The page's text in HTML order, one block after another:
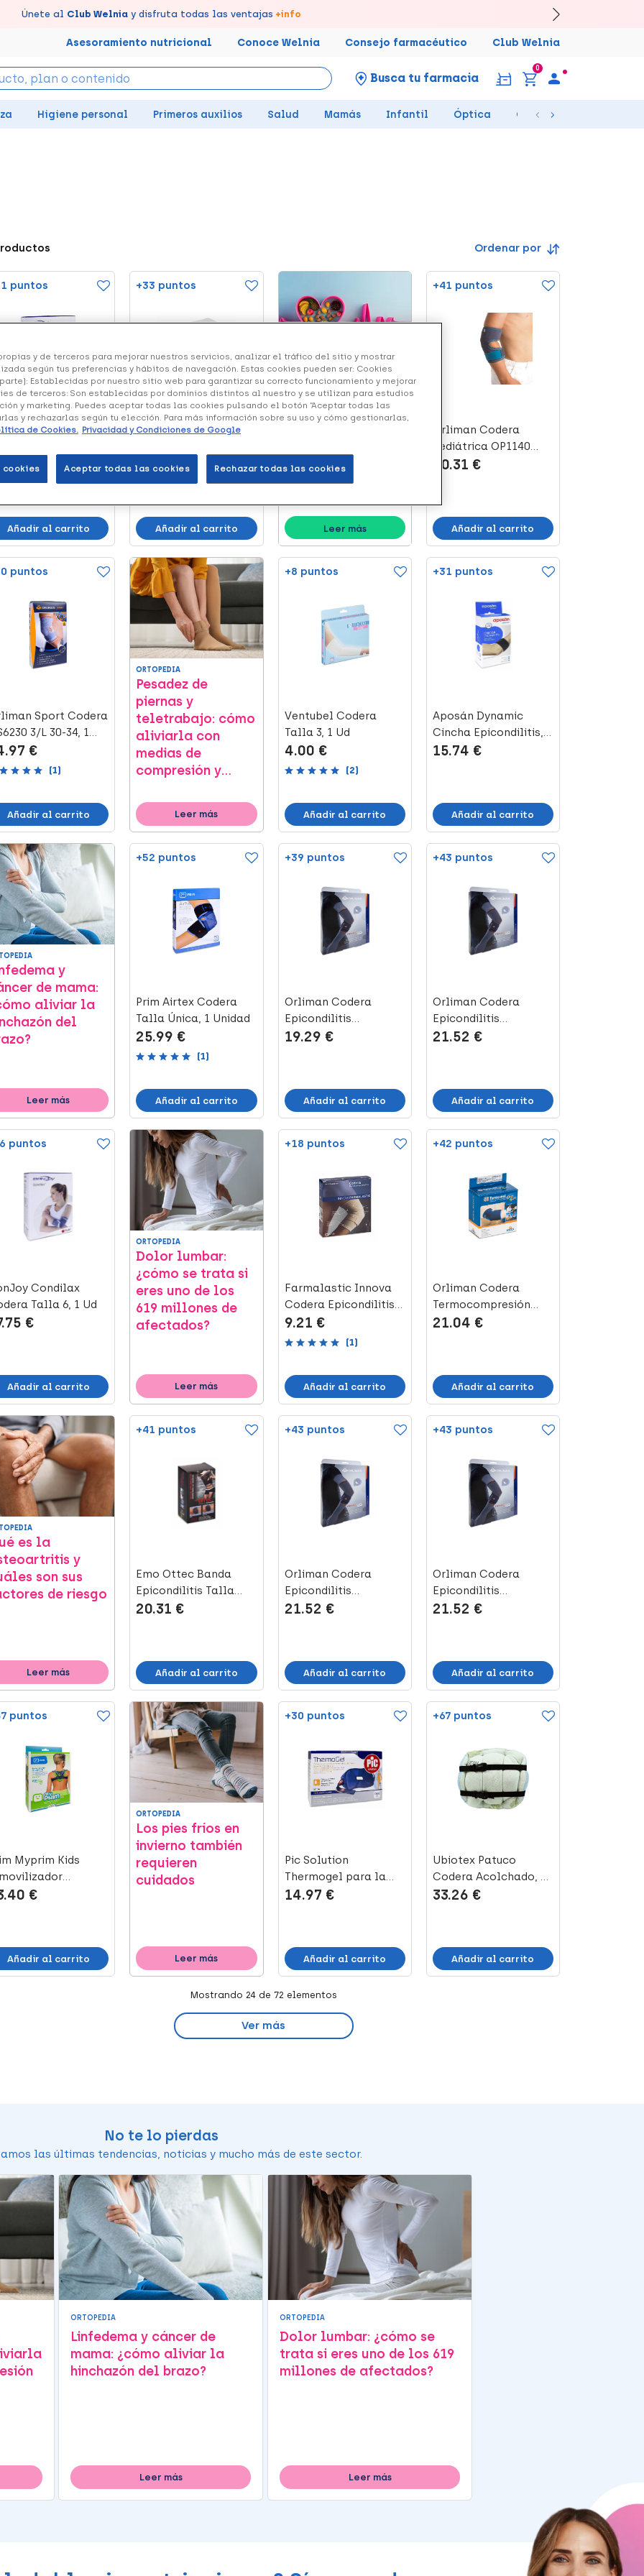
Disfruta de la entregarápida y gratuita en farmacia
Únete al Club Welniay disfruta todas las ventajas +info
un7% de descuentocreando tu cuentaaquí
puntos en tu Farmacia de Confianza, acumúlalos online.
Asesoramiento nutricional Conoce Welnia Consejo farmacéutico Club Welnia
Busca tu farmacia
0
Higiene personal Primeros auxilios Salud Mamás Infantil Óptica Ortopedia
Ordenar por
puntos
Funda de
1 Ud
€
(3)
Añadir al carrito
+33 puntos
Orliman Banda
Epitrocleitis Almoha...
16.60 €
Añadir al carrito
DIETÉTICA | NUTRICIÓN
Plan de Nutrición
Welnia
nutricional gratuito.
Leer más
+41 puntos
Orliman Codera
Pediátrica OP1140
Talla 1 16-19, ...
20.31 €
Añadir al carrito
puntos
Sport Codera
3/L 30-34, 1
€
(1)
Añadir al carrito
ORTOPEDIA
Pesadez de
piernas y
teletrabajo: cómo
aliviarla con
medias de
compresión y
Leer más
+8 puntos
Ventubel Codera
Talla 3, 1 Ud
4.00 €
(2)
Añadir al carrito
+31 puntos
Aposán Dynamic
Cincha Epicondilitis, 1
Ud
15.74 €
Añadir al carrito
y
de mama:
aliviar la
del
Leer más
+52 puntos
Prim Airtex Codera
Talla Única, 1 Unidad
25.99 €
(1)
Añadir al carrito
+39 puntos
Orliman Codera
Epicondilitis
Neopreno 4301 Talla...
19.29 €
Añadir al carrito
+43 puntos
Orliman Codera
Epicondilitis
Neopreno 4301 Talla...
21.52 €
Añadir al carrito
puntos
Condilax
Talla 6, 1 Ud
€
Añadir al carrito
ORTOPEDIA
Dolor lumbar:
¿cómo se trata si
eres uno de los
619 millones de
afectados?
Leer más
+18 puntos
Farmalastic Innova
Codera Epicondilitis
Beige Me...
9.21 €
(1)
Añadir al carrito
+42 puntos
Orliman Codera
Termocompresión
4304 Talla Univer...
21.04 €
Añadir al carrito
es la
y
son sus
de riesgo
Leer más
+41 puntos
Emo Ottec Banda
Epicondilitis Talla
Única, 1 Ud
20.31 €
Añadir al carrito
+43 puntos
Orliman Codera
Epicondilitis
Neopreno 4301 Talla...
21.52 €
Añadir al carrito
+43 puntos
Orliman Codera
Epicondilitis
Neopreno 4301 Talla...
21.52 €
Añadir al carrito
puntos
Myprim Kids
Talla 1...
€
Añadir al carrito
ORTOPEDIA
Los pies fríos en
invierno también
requieren
cuidados
Leer más
+30 puntos
Pic Solution
Thermogel para la
Rodilla 17 x 30 c...
14.97 €
Añadir al carrito
+67 puntos
Ubiotex Patuco
Codera Acolchado, 1
Unidad
33.26 €
Añadir al carrito
Mostrando 24de 72 elementos
Ver más
No te lo pierdas
las últimas tendencias, noticias y mucho más de este sector.
ORTOPEDIA
Linfedema y cáncer de
mama: ¿cómo aliviar la
hinchazón del brazo?
Leer más
ORTOPEDIA
Dolor lumbar: ¿cómo se
trata si eres uno de los 619
millones de afectados?
Leer más
y de terceros para mejorar nuestros servicios, analizar el tráfico del sitio y mostrar
según tus preferencias y hábitos de navegación. Estas cookies pueden ser: Cookies
Establecidas por nuestro sitio web para garantizar su correcto funcionamiento y mejorar
de terceros: Son establecidas por dominios distintos al nuestro y se utilizan para estudios
y marketing. Puedes aceptar todas las cookies pulsando el botón “Aceptar todas las
y rechazarlas según tu elección. Para más información sobre su uso y cómo gestionarlas,
de Cookies. Privacidad y Condiciones de Google
cookies Rechazar todas las cookies
Aceptar todas las cookies